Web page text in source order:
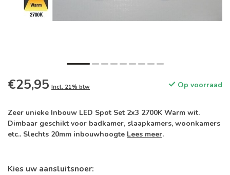
€25,95 Incl. 21% btw Op voorraad
Zeer unieke Inbouw LED Spot Set 2x3 2700K Warm wit.
Dimbaar geschikt voor badkamer, slaapkamers, woonkamers
etc.. Slechts 20mm inbouwhoogte Lees meer.
Kies uw aansluitsnoer: